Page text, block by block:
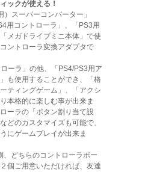
ックが使える！
スーパーコンバーター」
用コントローラ」、「PS3用
メガドライブミニ本体」で使
ントローラ変換アダプタで
ローラ」の他、「PS4/PS3用ア
も使用することができ、「格
ティングゲーム」、「アクシ
本格的に楽しむ事が出来ま
ーラの「ボタン割り当て設
どのカスタマイズも可能で、
にゲームプレイが出来ま
、どちらのコントローラポー
個ご用意いただければ、友達